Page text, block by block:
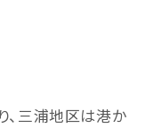
、三浦地区は港か